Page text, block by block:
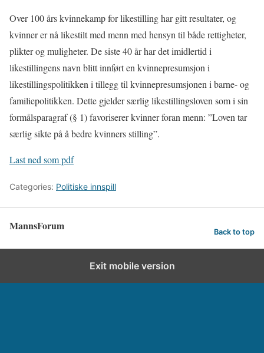
Over 100 års kvinnekamp for likestilling har gitt resultater, og
kvinner er nå likestilt med menn med hensyn til både rettigheter,
plikter og muligheter. De siste 40 år har det imidlertid i
likestillingens navn blitt innført en kvinnepresumsjon i
likestillingspolitikken i tillegg til kvinnepresumsjonen i barne- og
familiepolitikken. Dette gjelder særlig likestillingsloven som i sin
formålsparagraf (§ 1) favoriserer kvinner foran menn: ”Loven tar
særlig sikte på å bedre kvinners stilling”.
Last ned som pdf
Categories: Politiske innspill
MannsForum Back to top
Exit mobile version